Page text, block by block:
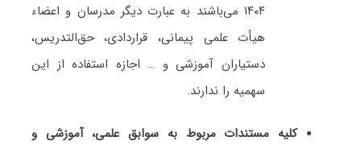
۱۴۰۴ می‌باشند به عبارت دیگر مدرسان و اعضاء
هیأت علمی پیمانی، قراردادی، حق‌التدریس،
دستیاران آموزشی و … اجازه استفاده از این
سهمیه را ندارند.
کلیه مستندات مربوط به سوابق علمی، آموزشی و